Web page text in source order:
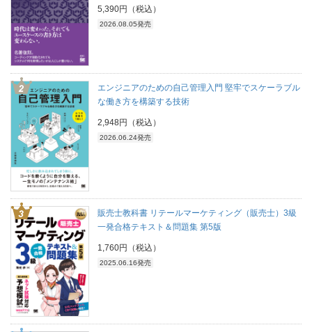
5,390円（税込）
2026.08.05発売
エンジニアのための自己管理入門 堅牢でスケーラブル
な働き方を構築する技術
2,948円（税込）
2026.06.24発売
販売士教科書 リテールマーケティング（販売士）3級
一発合格テキスト＆問題集 第5版
1,760円（税込）
2025.06.16発売